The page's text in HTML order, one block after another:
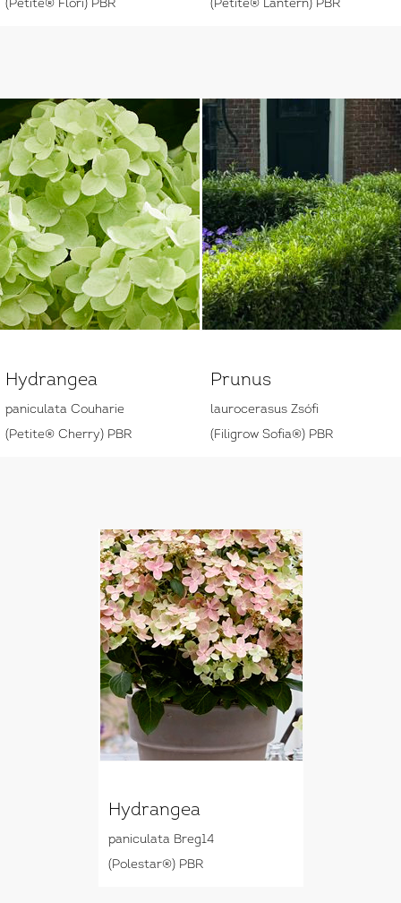
(Petite® Flori) PBR (Petite® Lantern) PBR
Hydrangea
paniculata Couharie
(Petite® Cherry) PBR
Prunus
laurocerasus Zsófi
(Filigrow Sofia®) PBR
Hydrangea
paniculata Breg14
(Polestar®) PBR